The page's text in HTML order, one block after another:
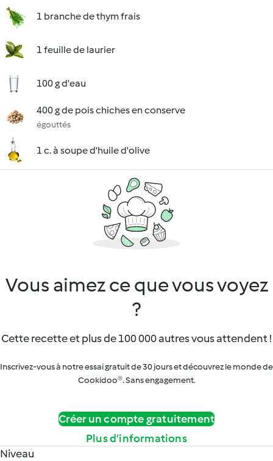
1 branche de thym frais
1 feuille de laurier
100 g d'eau
400 g de pois chiches en conserve
égouttés
1 c. à soupe d'huile d'olive
Vous aimez ce que vous voyez
?
Cette recette et plus de 100 000 autres vous attendent !
Inscrivez-vous à notre essai gratuit de 30 jours et découvrez le monde de
Cookidoo®. Sans engagement.
Créer un compte gratuitement
Plus d’informations
Niveau